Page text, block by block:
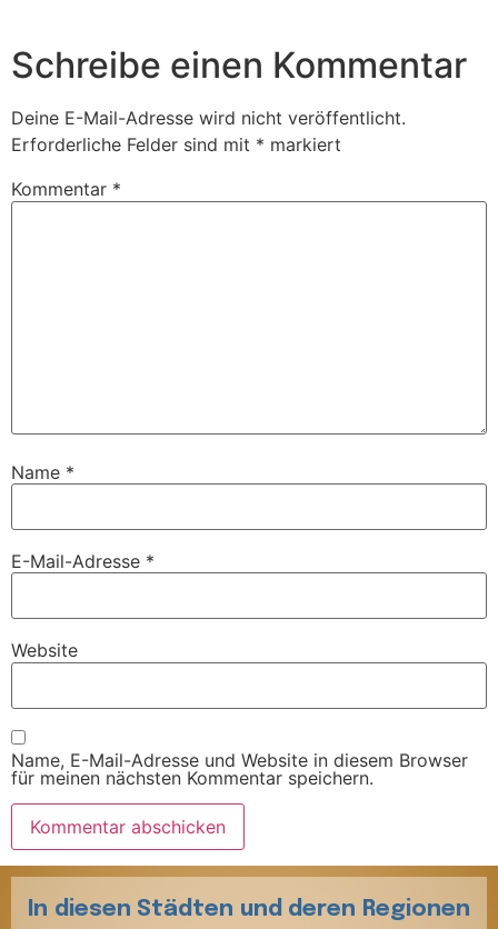
Schreibe einen Kommentar
Deine E-Mail-Adresse wird nicht veröffentlicht.
Erforderliche Felder sind mit * markiert
Kommentar *
Name *
E-Mail-Adresse *
Website
Name, E-Mail-Adresse und Website in diesem Browser
für meinen nächsten Kommentar speichern.
In diesen Städten und deren Regionen